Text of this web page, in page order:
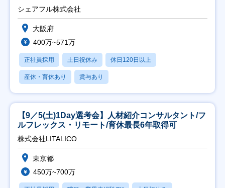
シェアフル株式会社
大阪府
400万~571万
正社員採用 土日祝休み 休日120日以上
産休・育休あり 賞与あり
【9／5(土)1Day選考会】人材紹介コンサルタント/フ
ルフレックス・リモート/育休最長6年取得可
株式会社LITALICO
東京都
450万~700万